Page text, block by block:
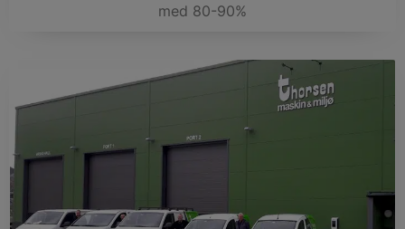
med 80-90%